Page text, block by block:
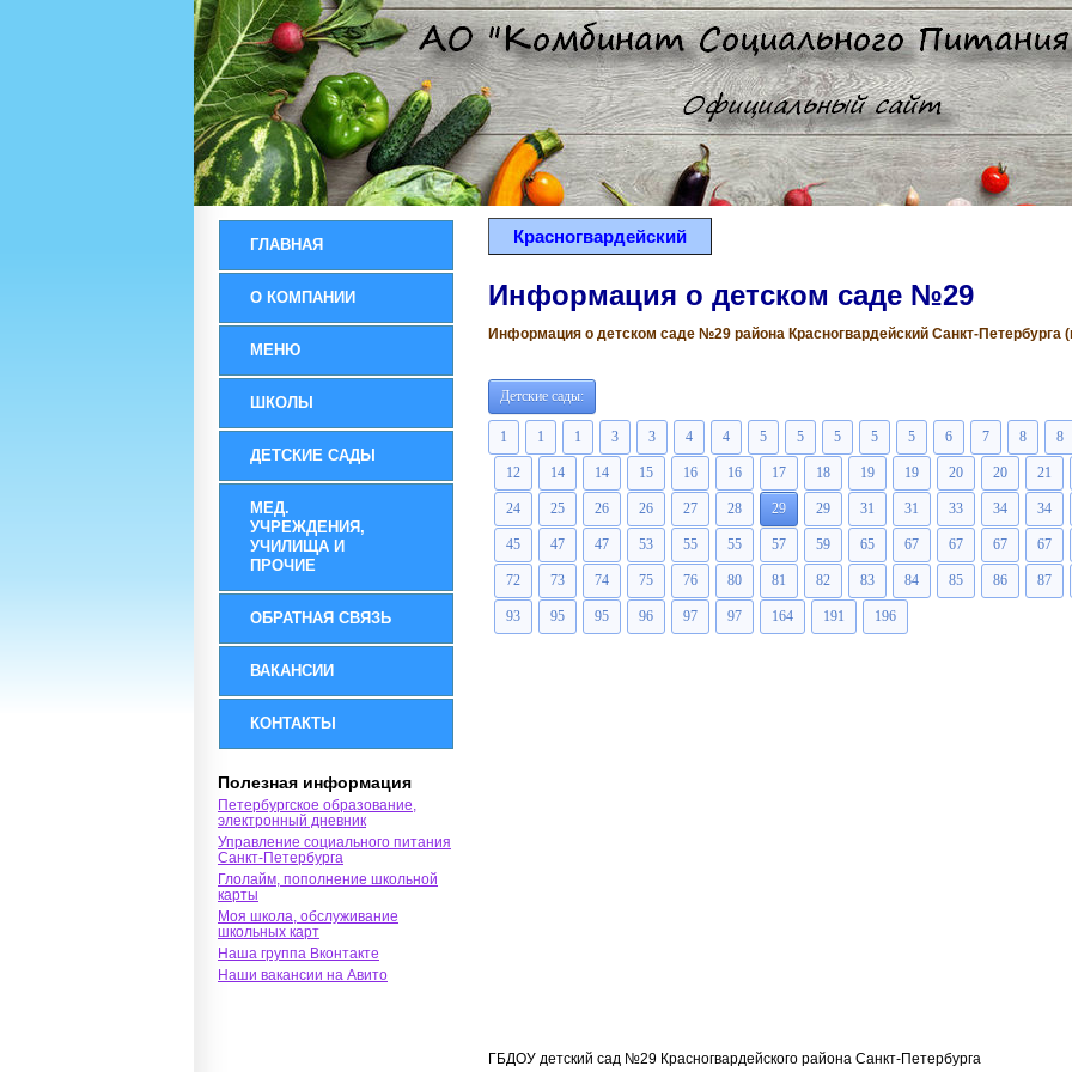
ГЛАВНАЯ
О КОМПАНИИ
МЕНЮ
ШКОЛЫ
ДЕТСКИЕ САДЫ
МЕД.
УЧРЕЖДЕНИЯ,
УЧИЛИЩА И
ПРОЧИЕ
ОБРАТНАЯ СВЯЗЬ
ВАКАНСИИ
КОНТАКТЫ
Полезная информация
Петербургское образование,
электронный дневник
Управление социального питания
Санкт-Петербурга
Глолайм, пополнение школьной
карты
Моя школа, обслуживание
школьных карт
Наша группа Вконтакте
Наши вакансии на Авито
Красногвардейский
Информация о детском саде №29
Информация о детском саде №29 района Красногвардейский Санкт-Петербурга
Детские сады:
1 1 1 3 3 4 4 5 5 5 5 5 6 7 8 8
12 14 14 15 16 16 17 18 19 19 20 20 21
24 25 26 26 27 28 29 29 31 31 33 34 34
45 47 47 53 55 55 57 59 65 67 67 67 67
72 73 74 75 76 80 81 82 83 84 85 86 87
93 95 95 96 97 97 164 191 196
ГБДОУ детский сад №29 Красногвардейского района Санкт-Петербурга